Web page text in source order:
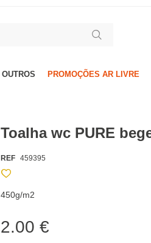
OUTROS PROMOÇÕES AR LIVRE
Toalha wc PURE
REF 459395
450g/m2
2.00 €